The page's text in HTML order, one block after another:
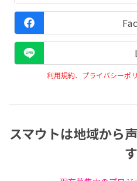
利用規約、プライバシーポ
スマウトは地域から
す